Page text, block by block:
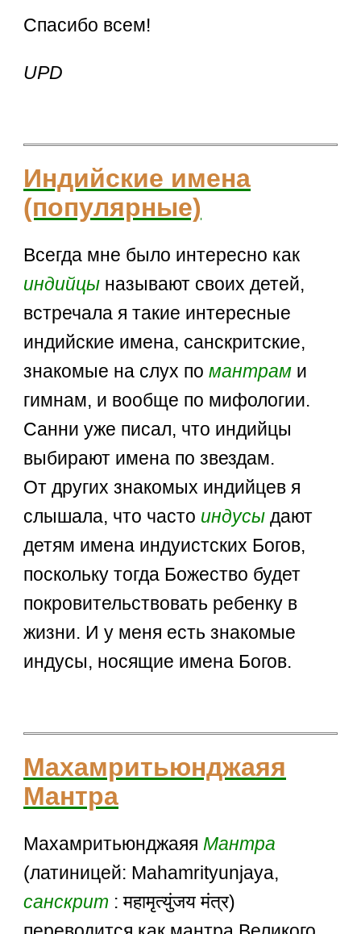
Спасибо всем!
UPD
Индийские имена
(популярные)
Всегда мне было интересно как
индийцы называют своих детей,
встречала я такие интересные
индийские имена, санскритские,
знакомые на слух помантрам и
гимнам, и вообще по мифологии.
Санни уже писал, что индийцы
выбирают имена по звездам.
От других знакомых индийцев я
слышала, что часто индусы дают
детям имена индуистских Богов,
поскольку тогда Божество будет
покровительствовать ребенку в
жизни. И у меня есть знакомые
индусы, носящие имена Богов.
Махамритьюнджаяя
Мантра
Махамритьюнджаяя Мантра
(латиницей: Mahamrityunjaya,
санскрит : महामृत्युंजय मंत्र)